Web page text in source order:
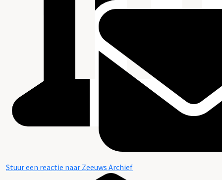
Stuur een reactie naar Zeeuws Archief